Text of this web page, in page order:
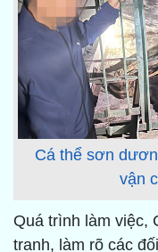
Cá thể sơn
vận
Quá trình làm việc,
tranh, làm rõ các